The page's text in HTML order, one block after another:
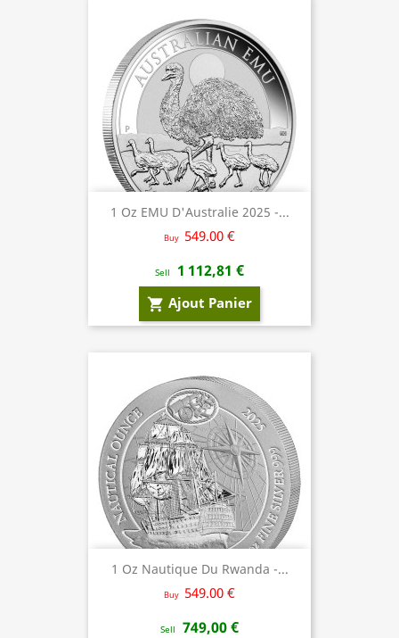
1 Oz EMU D'Australie 2025 -...
Buy 549.00 €
Sell 1 112,81 €
shopping_cart Ajout Panier
1 Oz Nautique Du Rwanda -...
Buy 549.00 €
Sell 749,00 €